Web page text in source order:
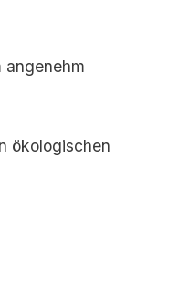
ökologischen